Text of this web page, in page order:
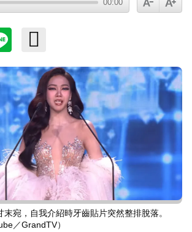
00:00
宛，自我介紹時牙齒貼片突然整排脫落。
／GrandTV）